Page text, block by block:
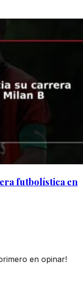
futbolística en
en opinar!